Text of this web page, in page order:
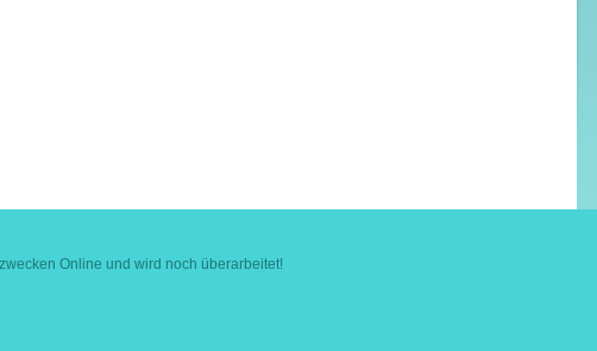
Online und wird noch überarbeitet!